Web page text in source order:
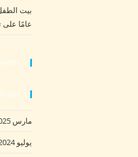
عامًا على
مارس 2025
يوليو 2024